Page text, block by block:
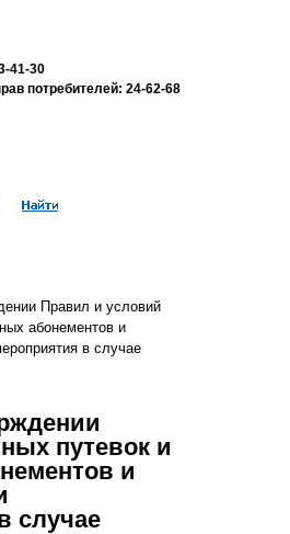
41-30
потребителей: 24-62-68
Правил и условий
абонементов и
в случае
путевок и
и
случае